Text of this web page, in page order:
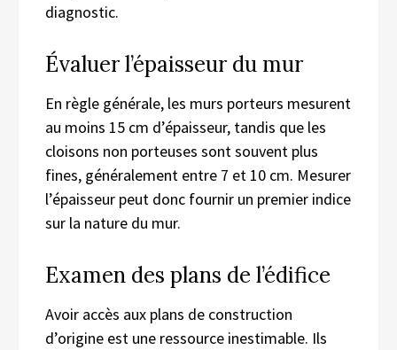
diagnostic.
Évaluer l’épaisseur du mur
En règle générale, les murs porteurs mesurent
au moins 15 cm d’épaisseur, tandis que les
cloisons non porteuses sont souvent plus
fines, généralement entre 7 et 10 cm. Mesurer
l’épaisseur peut donc fournir un premier indice
sur la nature du mur.
Examen des plans de l’édifice
Avoir accès aux plans de construction
d’origine est une ressource inestimable. Ils